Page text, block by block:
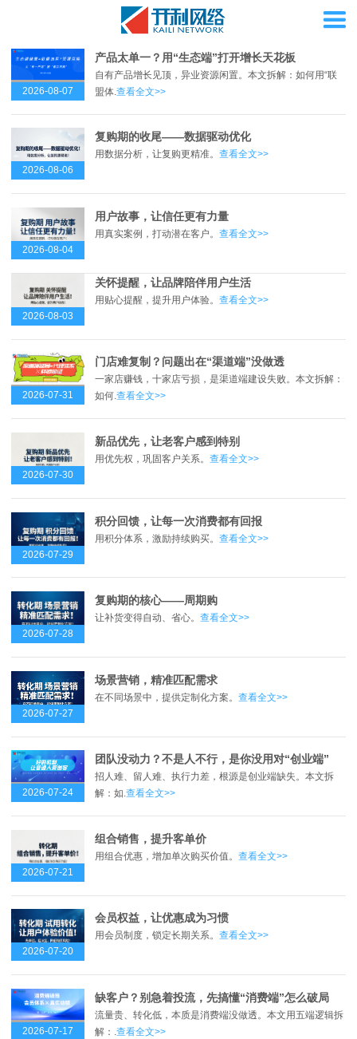
2026-08-07
产品太单一？用“生态端”打开增长天花板
自有产品增长见顶，异业资源闲置。本文拆解：如何用“联
盟体. 查看全文>>
2026-08-06
复购期的收尾——数据驱动优化
用数据分析，让复购更精准。 查看全文>>
2026-08-04
用户故事，让信任更有力量
用真实案例，打动潜在客户。 查看全文>>
2026-08-03
关怀提醒，让品牌陪伴用户生活
用贴心提醒，提升用户体验。 查看全文>>
2026-07-31
门店难复制？问题出在“渠道端”没做透
一家店赚钱，十家店亏损，是渠道端建设失败。本文拆解：
如何.查看全文>>
2026-07-30
新品优先，让老客户感到特别
用优先权，巩固客户关系。 查看全文>>
2026-07-29
积分回馈，让每一次消费都有回报
用积分体系，激励持续购买。 查看全文>>
2026-07-28
复购期的核心——周期购
让补货变得自动、省心。 查看全文>>
2026-07-27
场景营销，精准匹配需求
在不同场景中，提供定制化方案。 查看全文>>
2026-07-24
团队没动力？不是人不行，是你没用对“创业端”
招人难、留人难、执行力差，根源是创业端缺失。本文拆
解：如.查看全文>>
2026-07-21
组合销售，提升客单价
用组合优惠，增加单次购买价值。 查看全文>>
2026-07-20
会员权益，让优惠成为习惯
用会员制度，锁定长期关系。 查看全文>>
2026-07-17
缺客户？别急着投流，先搞懂“消费端”怎么破局
流量贵、转化低，本质是消费端没做透。本文用五端逻辑拆
解：.查看全文>>